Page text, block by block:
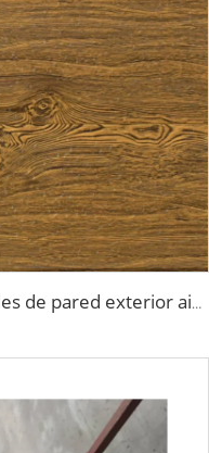
Mejor precio para paneles de pared exterior aislados contra el calor, techo rígido de espuma de poliuretano sándwich para paredes exteriores de casa pequeña